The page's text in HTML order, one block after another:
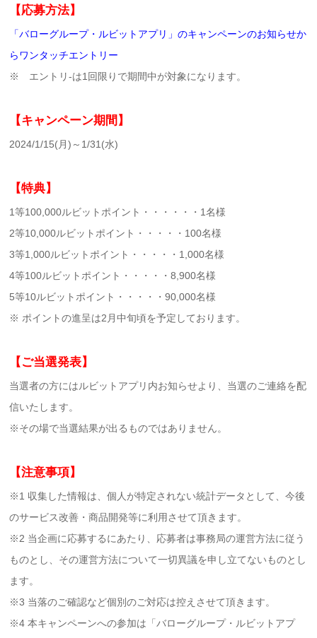
【応募方法】
「バローグループ・ルビットアプリ」のキャンペーンのお知らせか
らワンタッチエントリー
※ エントリ-は1回限りで期間中が対象になります。
【キャンペーン期間】
2024/1/15(月)～1/31(水)
【特典】
1等100,000ルビットポイント・・・・・・1名様
2等10,000ルビットポイント・・・・・100名様
3等1,000ルビットポイント・・・・・1,000名様
4等100ルビットポイント・・・・・8,900名様
5等10ルビットポイント・・・・・90,000名様
※ ポイントの進呈は2月中旬頃を予定しております。
【ご当選発表】
当選者の方にはルビットアプリ内お知らせより、当選のご連絡を配
信いたします。
※その場で当選結果が出るものではありません。
【注意事項】
※1 収集した情報は、個人が特定されない統計データとして、今後
のサービス改善・商品開発等に利用させて頂きます。
※2 当企画に応募するにあたり、応募者は事務局の運営方法に従う
ものとし、その運営方法について一切異議を申し立てないものとし
ます。
※3 当落のご確認など個別のご対応は控えさせて頂きます。
※4 本キャンペーンへの参加は「バローグループ・ルビットアプ